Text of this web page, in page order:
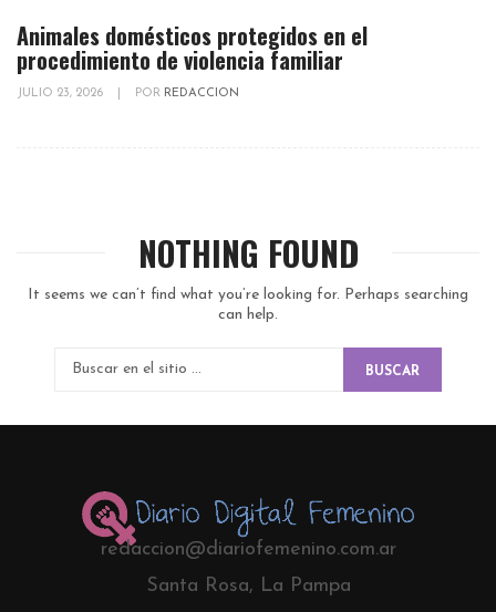
Animales domésticos protegidos en el
procedimiento de violencia familiar
JULIO 23, 2026 POR REDACCION
NOTHING FOUND
It seems we can’t find what you’re looking for. Perhaps searching
can help.
BUSCAR
redaccion@diariofemenino.com.ar
Santa Rosa, La Pampa